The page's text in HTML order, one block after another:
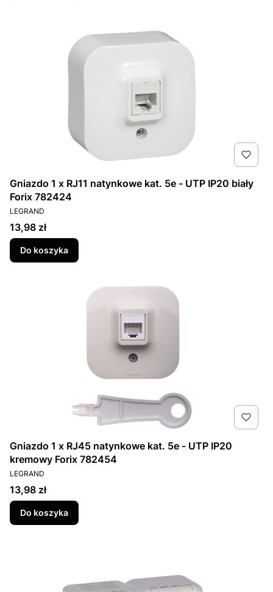
Gniazdo 1 x RJ11 natynkowe kat. 5e - UTP IP20 biały
Forix 782424
PRODUCENT
LEGRAND
Cena
13,98 zł
Do koszyka
Gniazdo 1 x RJ45 natynkowe kat. 5e - UTP IP20
kremowy Forix 782454
PRODUCENT
LEGRAND
Cena
13,98 zł
Do koszyka